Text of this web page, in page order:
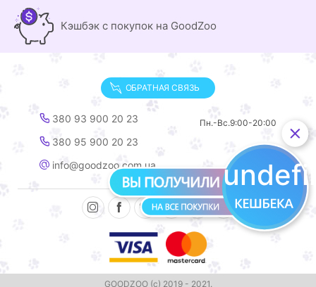
Кэшбэк с покупок на GoodZoo
ОБРАТНАЯ СВЯЗЬ
380 93 900 20 23
380 95 900 20 23
info@goodzoo.com.ua
Пн.-Вс.9:00-20:00
GOODZOO (с) 2019 - 2021.